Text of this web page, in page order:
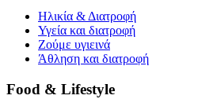
Ηλικία & Διατροφή
Υγεία και διατροφή
Ζούμε υγιεινά
Άθληση και διατροφή
Food & Lifestyle